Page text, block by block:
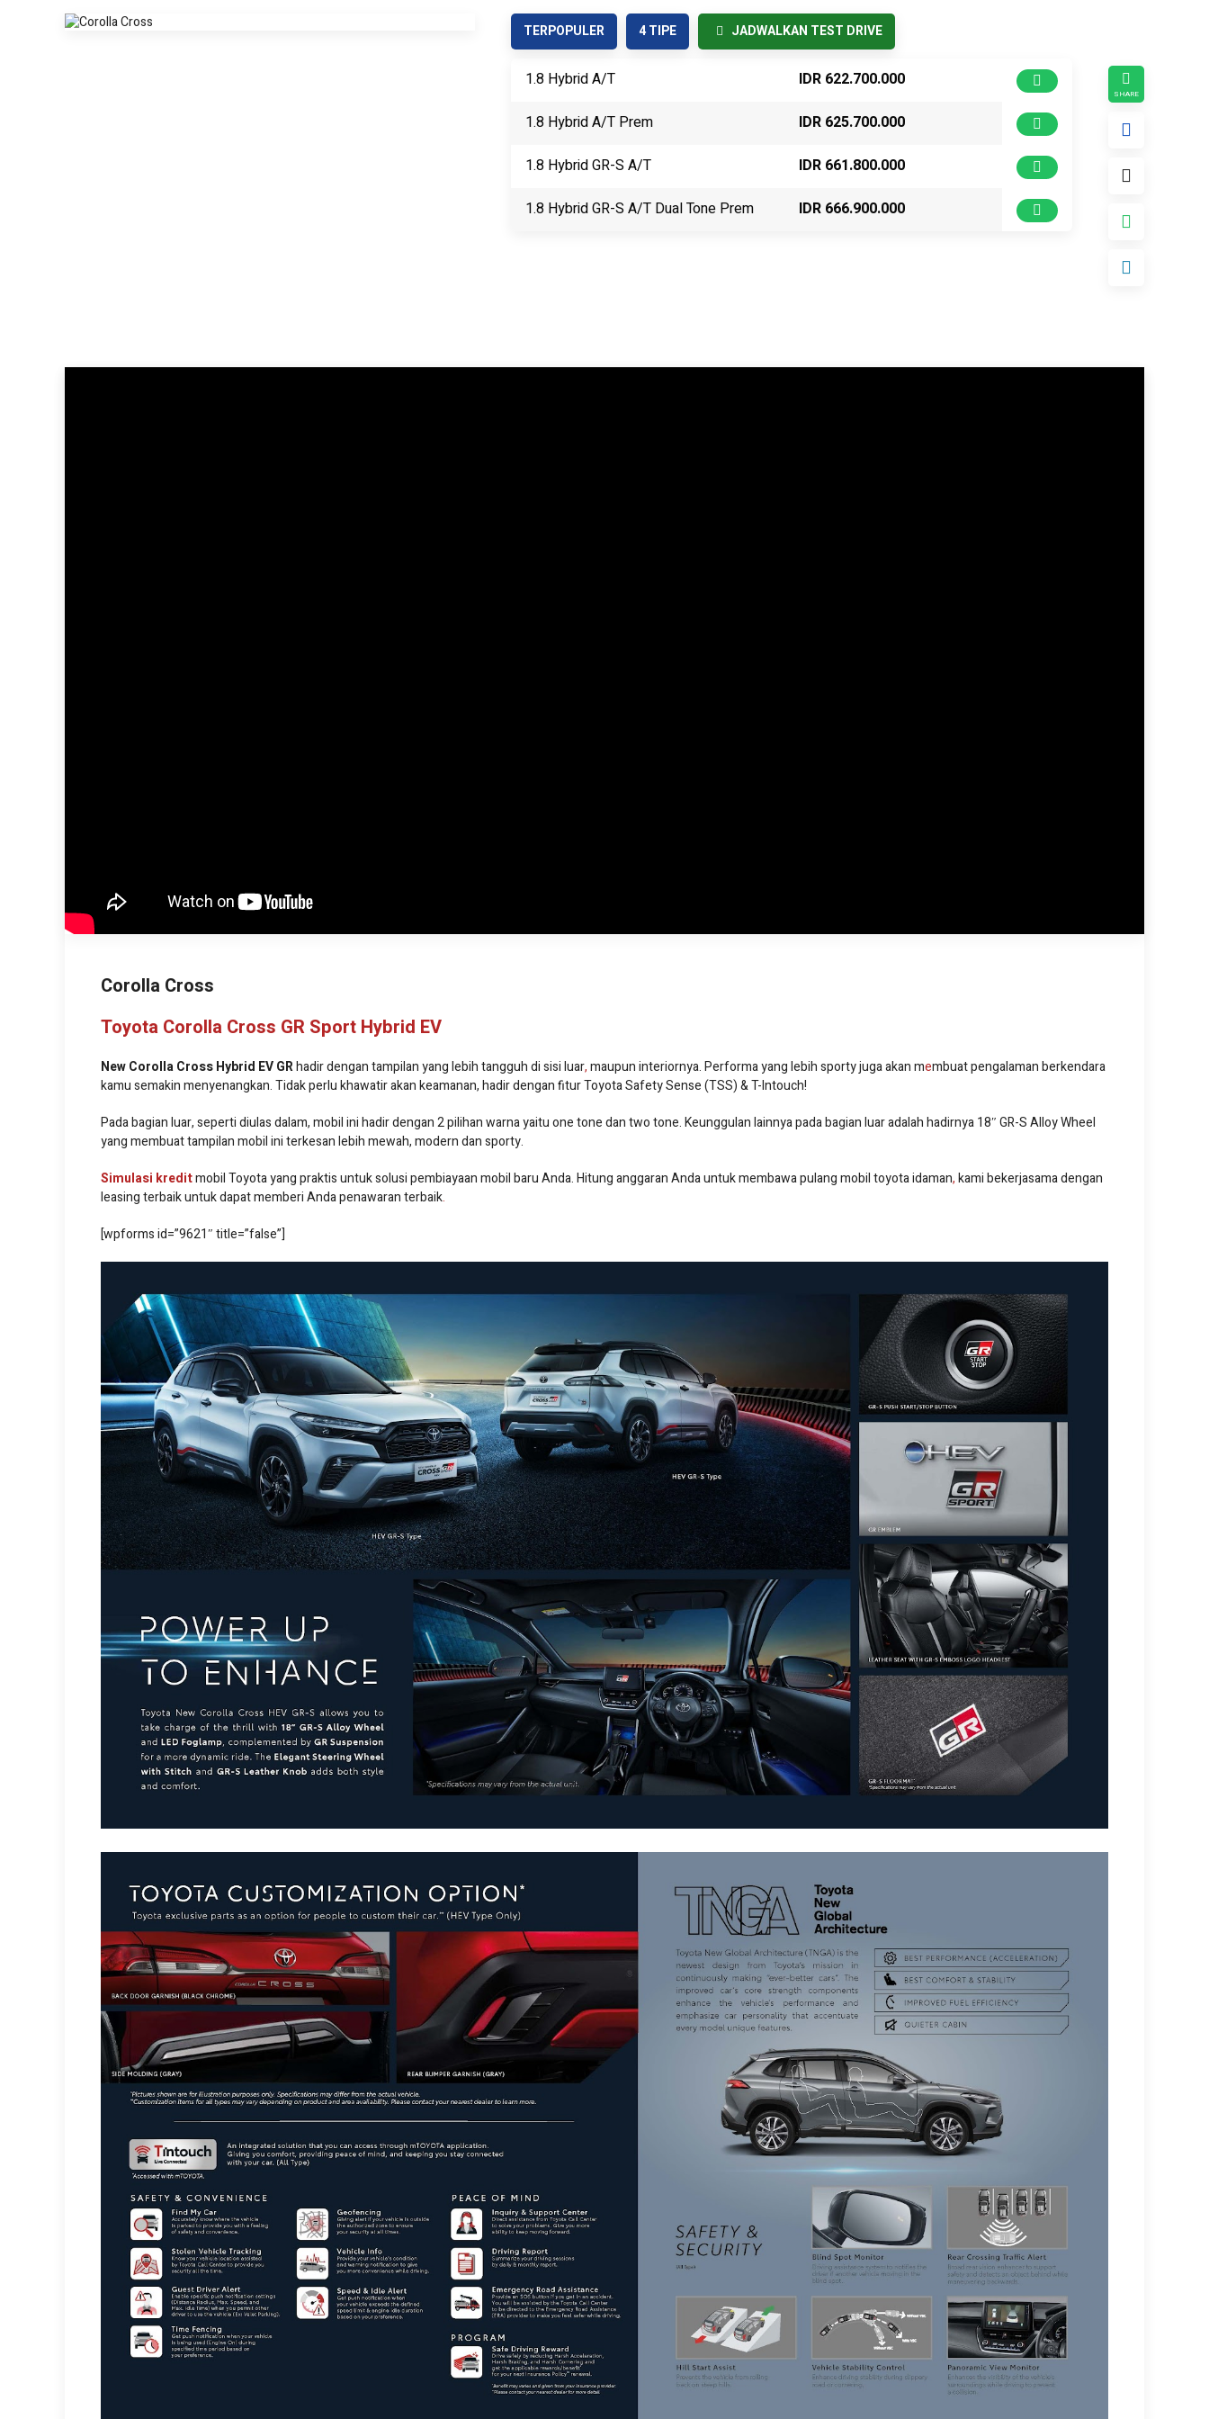
TERPOPULER 4 TIPE JADWALKAN TEST DRIVE
1.8 Hybrid A/T
IDR 622.700.000
1.8 Hybrid A/T Prem
IDR 625.700.000
1.8 Hybrid GR-S A/T
IDR 661.800.000
1.8 Hybrid GR-S A/T Dual Tone Prem
IDR 666.900.000
Corolla Cross
Toyota Corolla Cross GR Sport Hybrid EV
New Corolla Cross Hybrid EV GRhadir dengan tampilan yang lebih tangguh di sisi luar,maupun interiornya. Performa yang lebih sporty juga akan membuat pengalaman berkendara
kamu semakin menyenangkan. Tidak perlu khawatir akan keamanan, hadir dengan fitur Toyota Safety Sense (TSS) & T-Intouch!
Pada bagian luar, seperti diulas dalam, mobil ini hadir dengan 2 pilihan warna yaitu one tone dan two tone. Keunggulan lainnya pada bagian luar adalah hadirnya 18″ GR-S Alloy Wheel
yang membuat tampilan mobil ini terkesan lebih mewah, modern dan sporty.
Simulasi kreditmobil Toyota yang praktis untuk solusi pembiayaan mobil baru Anda. Hitung anggaran Anda untuk membawa pulang mobil toyota idaman,kami bekerjasama dengan
leasing terbaik untuk dapat memberi Anda penawaran terbaik.
[wpforms id=”9621″ title=”false”]